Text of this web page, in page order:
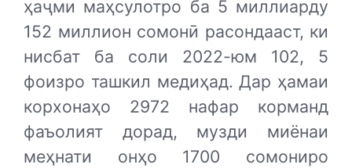
ҳаҷми маҳсулотро ба 5 миллиарду
152 миллион сомонӣ расондааст, ки
нисбат ба соли 2022-юм 102, 5
фоизро ташкил медиҳад. Дар ҳамаи
корхонаҳо 2972 нафар корманд
фаъолият дорад, музди миёнаи
меҳнати онҳо 1700 сомониро